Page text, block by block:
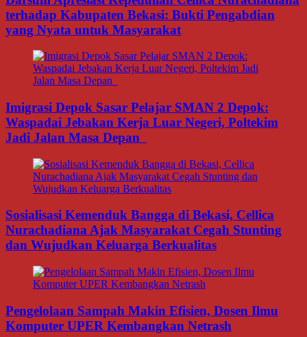
terhadap Kabupaten Bekasi: Bukti Pengabdian
yang Nyata untuk Masyarakat
Imigrasi Depok Sasar Pelajar SMAN 2 Depok:
Waspadai Jebakan Kerja Luar Negeri, Poltekim
Jadi Jalan Masa Depan
Sosialisasi Kemenduk Bangga di Bekasi, Cellica
Nurachadiana Ajak Masyarakat Cegah Stunting
dan Wujudkan Keluarga Berkualitas
Pengelolaan Sampah Makin Efisien, Dosen Ilmu
Komputer UPER Kembangkan Netrash